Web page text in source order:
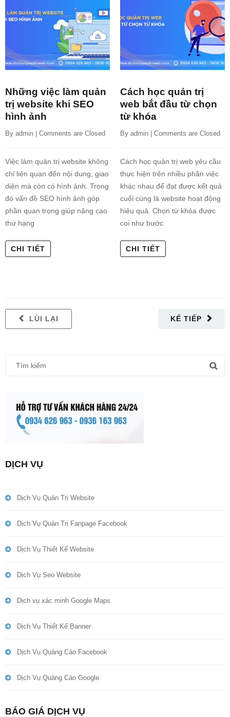
Những việc làm quản
trị website khi SEO
hình ảnh
By admin Comments are Closed
Việc làm quản trị website không
chỉ liên quan đến nội dung, giao
diện mà còn có hình ảnh. Trong
đó vấn đề SEO hình ảnh góp
phần quan trọng giúp nâng cao
thứ hạng
CHI TIẾT
Cách học quản trị
web bắt đầu từ chọn
từ khóa
By admin Comments are Closed
Cách học quản trị web yêu cầu
thực hiện trên nhiều phần việc
khác nhau để đạt được kết quả
cuối cùng là website hoạt động
hiệu quả. Chọn từ khóa được
coi như bước
CHI TIẾT
KẾ TIẾP
LÙI LẠI
DỊCH VỤ
Dịch Vụ Quản Trị Website
Dịch Vụ Quản Trị Fanpage Facebook
Dịch Vụ Thiết Kế Website
Dịch Vụ Seo Website
Dịch vụ xác minh Google Maps
Dịch Vụ Thiết Kế Banner
Dịch Vụ Quảng Cáo Facebook
Dịch Vụ Quảng Cáo Google
BÁO GIÁ DỊCH VỤ